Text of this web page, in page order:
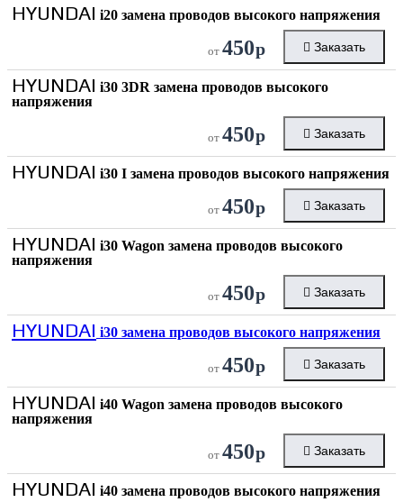
HYUNDAI i20 замена проводов высокого напряжения
от 450р Заказать
HYUNDAI i30 3DR замена проводов высокого
напряжения
от 450р Заказать
HYUNDAI i30 I замена проводов высокого напряжения
от 450р Заказать
HYUNDAI i30 Wagon замена проводов высокого
напряжения
от 450р Заказать
HYUNDAI i30 замена проводов высокого напряжения
от 450р Заказать
HYUNDAI i40 Wagon замена проводов высокого
напряжения
от 450р Заказать
HYUNDAI i40 замена проводов высокого напряжения